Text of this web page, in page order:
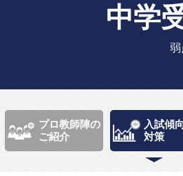
中学
弱
プロ教師陣の
ご紹介
入試傾
対策